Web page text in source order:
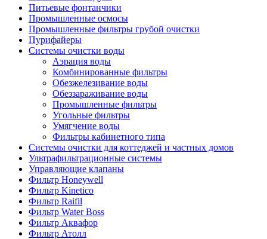
Питьевые фонтанчики
Промышленные осмосы
Промышленные фильтры грубой очистки
Пурифайеры
Системы очистки воды
Аэрация воды
Комбинированные фильтры
Обезжелезивание воды
Обеззараживание воды
Промышленные фильтры
Угольные фильтры
Умягчение воды
Фильтры кабинетного типа
Системы очистки для коттеджей и частных домов
Ультрафильтрационные системы
Управляющие клапаны
Фильтр Honeywell
Фильтр Kinetico
Фильтр Raifil
Фильтр Water Boss
Фильтр Аквафор
Фильтр Атолл